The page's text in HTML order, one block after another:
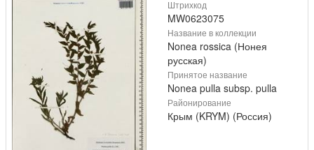
Штрихкод
MW0623075
Название в коллекции
Nonea rossica (Нонея
русская)
Принятое название
Nonea pulla subsp. pulla
Районирование
Крым (KRYM) (Россия)